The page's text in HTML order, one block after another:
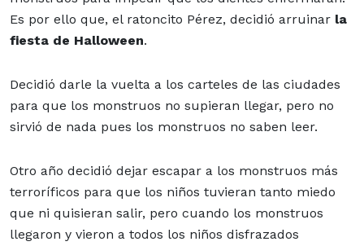
Es por ello que, el ratoncito Pérez, decidió arruinar la
fiesta de Halloween.
Decidió darle la vuelta a los carteles de las ciudades
para que los monstruos no supieran llegar, pero no
sirvió de nada pues los monstruos no saben leer.
Otro año decidió dejar escapar a los monstruos más
terroríficos para que los niños tuvieran tanto miedo
que ni quisieran salir, pero cuando los monstruos
llegaron y vieron a todos los niños disfrazados